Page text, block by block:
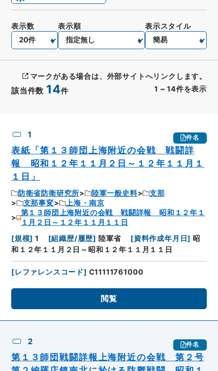
該当件数 14件 1 ~ 14件を表示
表示数 表示順 表示スタイル
マークがある場合は、外部サイトへリンクします。
1 件名
表紙「第１３師団上海附近の会戦 戦闘詳
報 昭和１２年１１月２日～１２年１１月１
１日」
防衛省防衛研究所 陸軍一般史料
支那
支那事変
上海・南京
第１３師団上海附近の会戦 戦闘詳報 昭和１２年１
１月２日～１２年１１月１１日
[規模] 1 [組織歴/履歴] 陸軍省 [資料作成年月日] 昭
和１２年１１月２日～昭和１２年１１月１１日
[レファレンスコード] C11111761000
閲覧
2 件名
第１３師団戦闘詳報上海附近の会戦 第２号